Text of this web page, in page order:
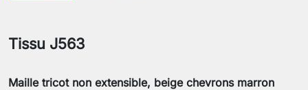
Tissu J563
Maille tricot non extensible, beige chevrons marron